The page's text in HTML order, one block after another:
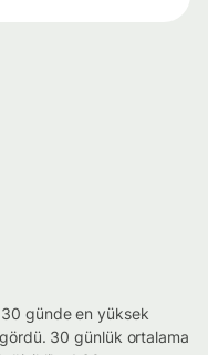
günde en yüksek
30 günlük ortalama